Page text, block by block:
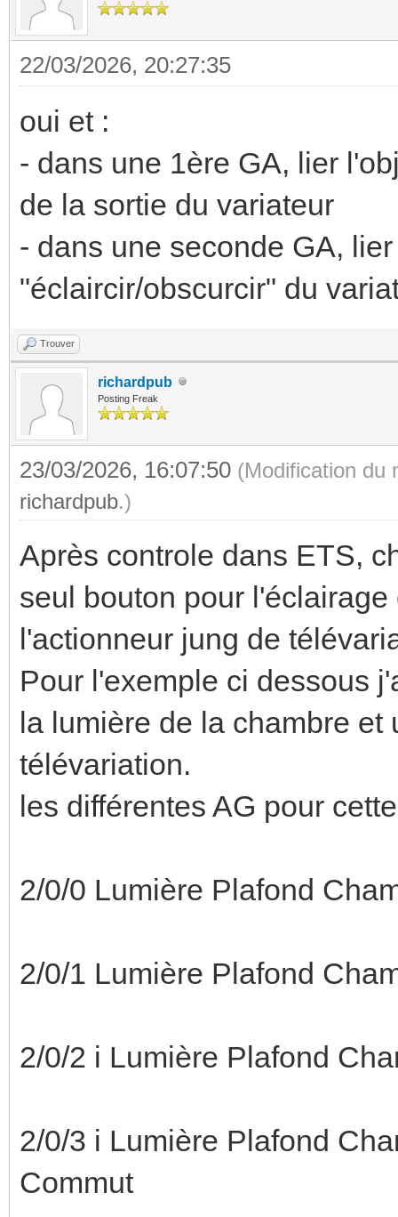
22/03/2026, 20:27:35
oui et :
- dans une 1ère GA, lier
de la sortie du variateur
- dans une seconde GA,
"éclaircir/obscurcir" du
Trouver
richardpub
Posting Freak
23/03/2026, 16:07:50 (Modification du
richardpub.)
Après controle dans ETS,
seul bouton pour
l'actionneur jung de
Pour l'exemple ci dessous
la lumière de la chambre
télévariation.
les différentes AG pour
2/0/0 Lumière Plafond
2/0/1 Lumière Plafond
2/0/2 i Lumière Plafond
2/0/3 i Lumière Plafond
Commut